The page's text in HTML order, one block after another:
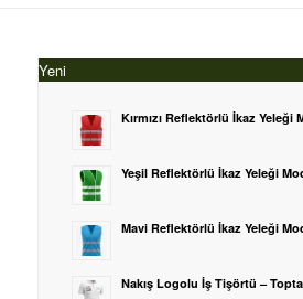
Yeni
Kırmızı Reflektörlü İkaz Yeleği
Yeşil Reflektörlü İkaz Yeleği
Mavi Reflektörlü İkaz Yeleği
Nakış Logolu İş Tişörtü –